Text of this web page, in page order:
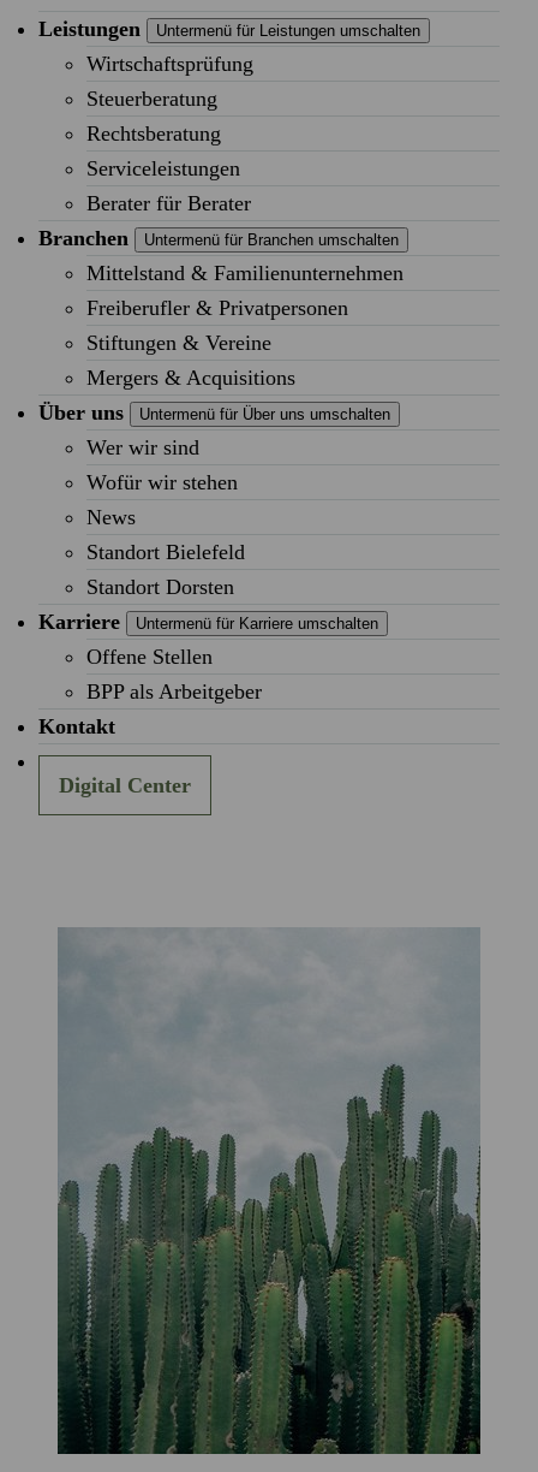
Leistungen Untermenü für Leistungen umschalten
Wirtschaftsprüfung
Steuerberatung
Rechtsberatung
Serviceleistungen
Berater für Berater
Branchen
Untermenü für Branchen umschalten
Mittelstand & Familienunternehmen
Freiberufler & Privatpersonen
Stiftungen & Vereine
Mergers & Acquisitions
Über uns
Untermenü für Über uns umschalten
Wer wir sind
Wofür wir stehen
News
Standort Bielefeld
Standort Dorsten
Karriere
Untermenü für Karriere umschalten
Offene Stellen
BPP als Arbeitgeber
Kontakt
Digital Center